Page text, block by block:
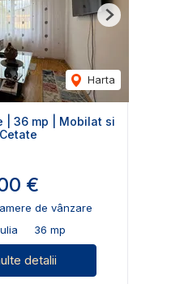
Harta
Next
| 36 mp | Mobilat si
€
de vânzare
36 mp
detalii